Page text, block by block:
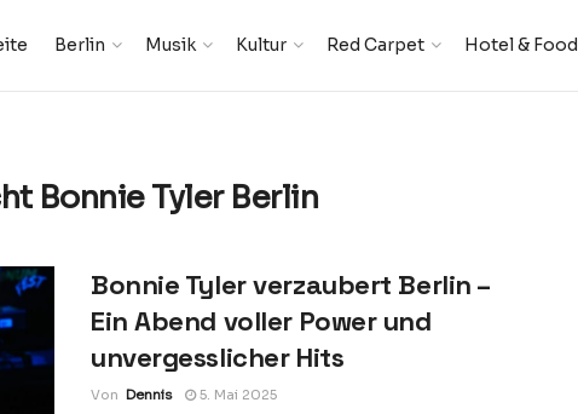
Berlin Musik Kultur Red Carpet Hotel & Food
Bonnie Tyler Berlin
Bonnie Tyler verzaubert Berlin –
Ein Abend voller Power und
unvergesslicher Hits
Von Dennis 5. Mai 2025